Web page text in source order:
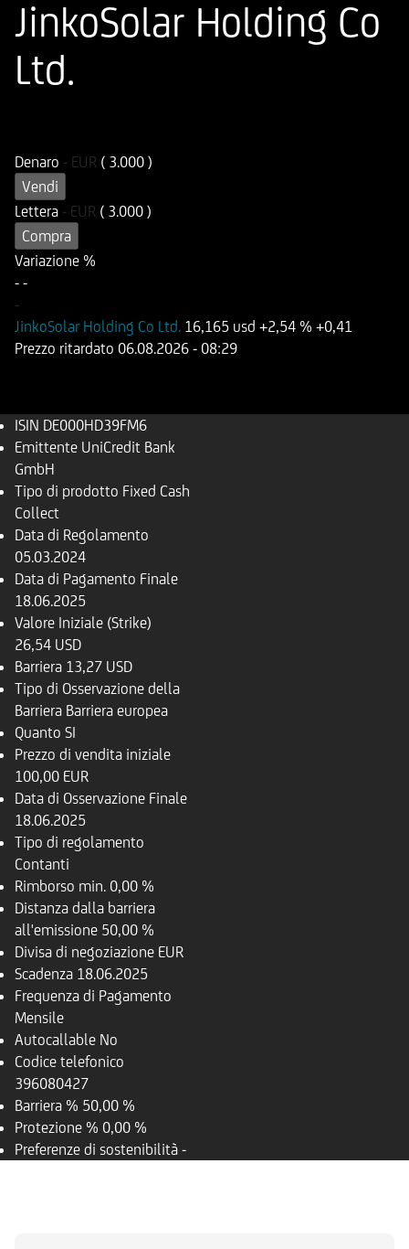
JinkoSolar Holding Co
Ltd.
Denaro - EUR ( 3.000 )
Vendi
Lettera - EUR ( 3.000 )
Compra
Variazione %
- -
-
JinkoSolar Holding Co Ltd. 16,165 usd +2,54 % +0,41
Prezzo ritardato 06.08.2026 - 08:29
ISIN DE000HD39FM6
Emittente UniCredit Bank
GmbH
Tipo di prodotto Fixed Cash
Collect
Data di Regolamento
05.03.2024
Data di Pagamento Finale
18.06.2025
Valore Iniziale (Strike)
26,54 USD
Barriera 13,27 USD
Tipo di Osservazione della
Barriera Barriera europea
Quanto SI
Prezzo di vendita iniziale
100,00 EUR
Data di Osservazione Finale
18.06.2025
Tipo di regolamento
Contanti
Rimborso min. 0,00 %
Distanza dalla barriera
all'emissione 50,00 %
Divisa di negoziazione EUR
Scadenza 18.06.2025
Frequenza di Pagamento
Mensile
Autocallable No
Codice telefonico
396080427
Barriera % 50,00 %
Protezione % 0,00 %
Preferenze di sostenibilità -